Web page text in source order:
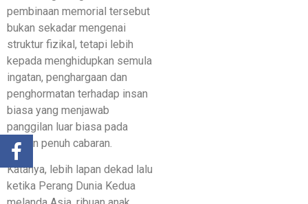
pembinaan memorial tersebut
bukan sekadar mengenai
struktur fizikal, tetapi lebih
kepada menghidupkan semula
ingatan, penghargaan dan
penghormatan terhadap insan
biasa yang menjawab
panggilan luar biasa pada
zaman penuh cabaran.
Katanya, lebih lapan dekad lalu
ketika Perang Dunia Kedua